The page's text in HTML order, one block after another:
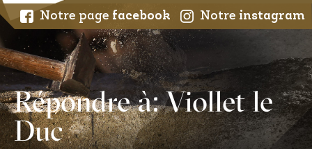
Notre page facebook Notre instagram
Répondre à : Viollet le
Duc